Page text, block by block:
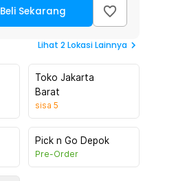
Beli Sekarang
Lihat 2Lokasi Lainnya
Toko Jakarta
Barat
sisa 5
Pick n Go Depok
Pre-Order